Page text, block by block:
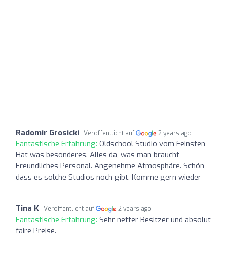
Radomir Grosicki Veröffentlicht auf 2 years ago
Fantastische Erfahrung: Oldschool Studio vom Feinsten
Hat was besonderes. Alles da, was man braucht
Freundliches Personal. Angenehme Atmosphäre. Schön,
dass es solche Studios noch gibt. Komme gern wieder
Tina K Veröffentlicht auf 2 years ago
Fantastische Erfahrung: Sehr netter Besitzer und absolut
faire Preise.